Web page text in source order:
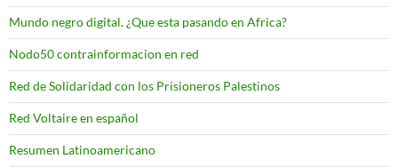
Mundo negro digital. ¿Que esta pasando en Africa?
Nodo50 contrainformacion en red
Red de Solidaridad con los Prisioneros Palestinos
Red Voltaire en español
Resumen Latinoamericano